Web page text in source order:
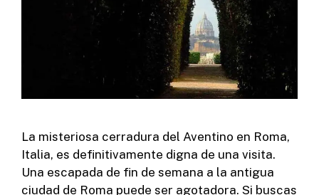
La misteriosa cerradura del Aventino en Roma,
Italia, es definitivamente digna de una visita.
Una escapada de fin de semana a la antigua
ciudad de Roma puede ser agotadora. Si buscas